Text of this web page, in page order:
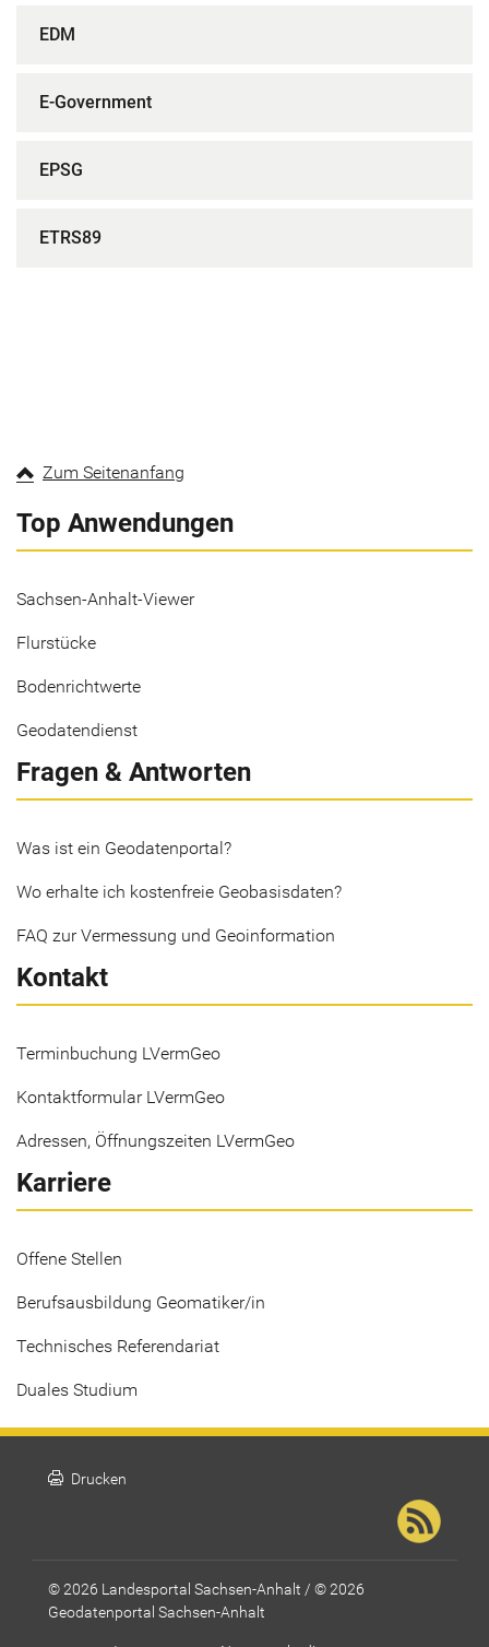
EDM
E-Government
EPSG
ETRS89
Zum Seitenanfang
Top Anwendungen
Sachsen-Anhalt-Viewer
Flurstücke
Bodenrichtwerte
Geodatendienst
Fragen & Antworten
Was ist ein Geodatenportal?
Wo erhalte ich kostenfreie Geobasisdaten?
FAQ zur Vermessung und Geoinformation
Kontakt
Terminbuchung LVermGeo
Kontaktformular LVermGeo
Adressen, Öffnungszeiten LVermGeo
Karriere
Offene Stellen
Berufsausbildung Geomatiker/in
Technisches Referendariat
Duales Studium
print Drucken
© 2026 Landesportal Sachsen-Anhalt / © 2026
Geodatenportal Sachsen-Anhalt